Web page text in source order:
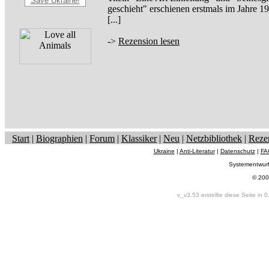
geschieht" erschienen erstmals im Jahre
[...]
-> Rezension lesen
Start | Biographien | Forum | Klassiker| Neu | Netzbibliothek |
Ukraine | Anti-Literatur| Datenschutz|
©
v_v3.53 erstellte diese Seite in